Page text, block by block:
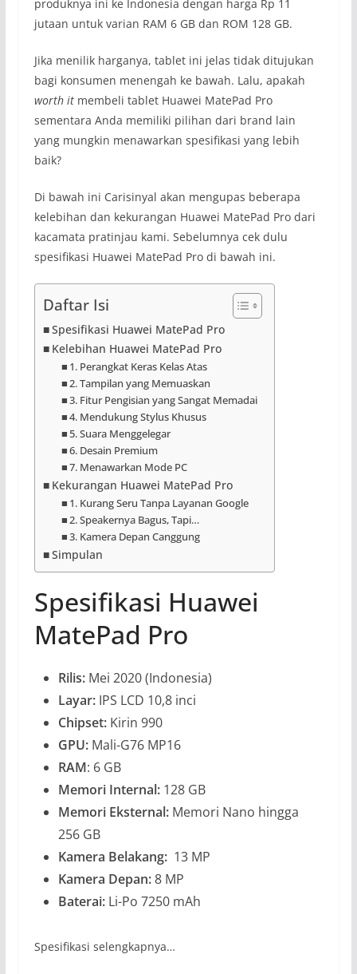
produknya ini ke Indonesia dengan harga Rp 11
jutaan untuk varian RAM 6 GB dan ROM 128 GB.
Jika menilik harganya, tablet ini jelas tidak ditujukan
bagi konsumen menengah ke bawah. Lalu, apakah
worth itmembeli tablet Huawei MatePad Pro
sementara Anda memiliki pilihan dari brand lain
yang mungkin menawarkan spesifikasi yang lebih
baik?
Di bawah ini Carisinyal akan mengupas beberapa
kelebihan dan kekurangan Huawei MatePad Pro dari
kacamata pratinjau kami. Sebelumnya cek dulu
spesifikasi Huawei MatePad Pro di bawah ini.
Daftar Isi
Spesifikasi Huawei MatePad Pro
Kelebihan Huawei MatePad Pro
1. Perangkat Keras Kelas Atas
2. Tampilan yang Memuaskan
3. Fitur Pengisian yang Sangat Memadai
4. Mendukung Stylus Khusus
5. Suara Menggelegar
6. Desain Premium
7. Menawarkan Mode PC
Kekurangan Huawei MatePad Pro
1. Kurang Seru Tanpa Layanan Google
2. Speakernya Bagus, Tapi…
3. Kamera Depan Canggung
Simpulan
Spesifikasi Huawei
MatePad Pro
Rilis: Mei 2020 (Indonesia)
Layar:IPS LCD 10,8 inci
Chipset:Kirin 990
GPU:Mali-G76 MP16
RAM: 6 GB
Memori Internal:128 GB
Memori Eksternal:Memori Nano hingga
256 GB
Kamera Belakang:13 MP
Kamera Depan:8 MP
Baterai:Li-Po 7250 mAh
Spesifikasi selengkapnya…